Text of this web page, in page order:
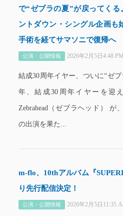
で“ゼブラの夏”が戻ってく
ントダウン・シングル企画も
手術を経てサマソニで復帰へ
公演・公開情報 2026年2月5日4:48 PM
結成30周年イヤー、ついに“ゼ
年、結成30周年イヤーを迎
Zebrahead（ゼブラヘッド） が
の出演を果た...
m-flo、10thアルバム『
り先行配信決定！
公演・公開情報 2026年2月5日11:35